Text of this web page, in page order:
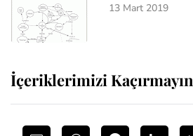
13 Mart 2019
İçeriklerimizi Kaçırmayın